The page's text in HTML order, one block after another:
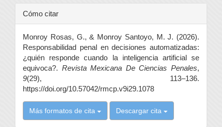
Detalles
del
artículo
Cómo citar
Monroy Rosas, G., & Monroy Santoyo, M. J. (2026).
Responsabilidad penal en decisiones automatizadas:
¿quién responde cuando la inteligencia artificial se
equivoca?. Revista Mexicana De Ciencias Penales,
9(29), 113–136.
https://doi.org/10.57042/rmcp.v9i29.1078
Más formatos de cita Descargar cita